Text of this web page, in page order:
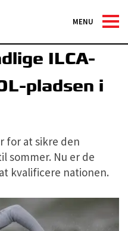
MENU
ILCA-
pladsen i
for at sikre den
sommer. Nu er de
kvalificere nationen.